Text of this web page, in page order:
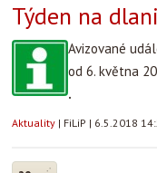
Týden na
Avizované
od 6. května
.
Aktuality | FiLiP | 6.5.2018